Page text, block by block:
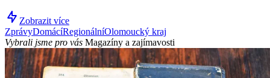
Zobrazit více
ZprávyDomácíRegionálníOlomoucký kraj
Vybrali jsme pro vás Magazíny a zajímavosti